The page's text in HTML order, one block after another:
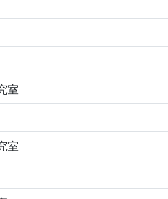
室
室